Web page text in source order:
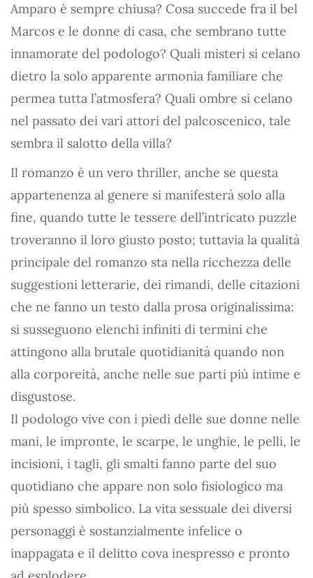
Amparo è sempre chiusa? Cosa succede fra il bel
Marcos e le donne di casa, che sembrano tutte
innamorate del podologo? Quali misteri si celano
dietro la solo apparente armonia familiare che
permea tutta l’atmosfera? Quali ombre si celano
nel passato dei vari attori del palcoscenico, tale
sembra il salotto della villa?
Il romanzo è un vero thriller, anche se questa
appartenenza al genere si manifesterà solo alla
fine, quando tutte le tessere dell’intricato puzzle
troveranno il loro giusto posto; tuttavia la qualità
principale del romanzo sta nella ricchezza delle
suggestioni letterarie, dei rimandi, delle citazioni
che ne fanno un testo dalla prosa originalissima:
si susseguono elenchi infiniti di termini che
attingono alla brutale quotidianità quando non
alla corporeità, anche nelle sue parti più intime e
disgustose.
Il podologo vive con i piedi delle sue donne nelle
mani, le impronte, le scarpe, le unghie, le pelli, le
incisioni, i tagli, gli smalti fanno parte del suo
quotidiano che appare non solo fisiologico ma
più spesso simbolico. La vita sessuale dei diversi
personaggi è sostanzialmente infelice o
inappagata e il delitto cova inespresso e pronto